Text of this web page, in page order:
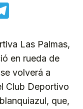
Las Palmas,
en rueda de
volverá a
Club Deportivo
que,